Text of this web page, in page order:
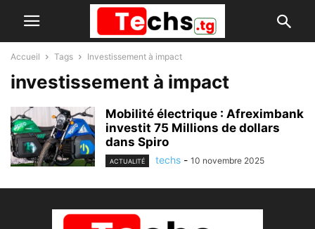
Accueil Tags Investissement à impact
investissement à impact
Mobilité électrique : Afreximbank
investit 75 Millions de dollars
dans Spiro
ACTUALITÉ techs - 10 novembre 2025